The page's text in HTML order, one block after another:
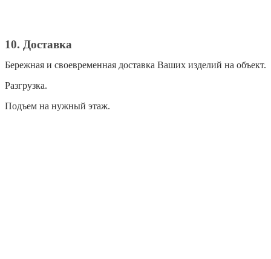
10. Доставка
Бережная и своевременная доставка Ваших изделий на объект.
Разгрузка.
Подъем на нужный этаж.